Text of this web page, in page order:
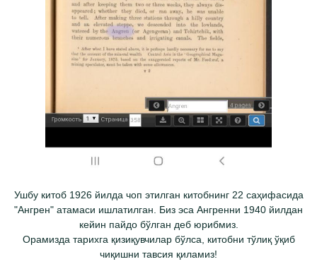
Ушбу китоб 1926 йилда чоп этилган китобнинг 22 саҳифасида
"Ангрен" атамаси ишлатилган. Биз эса Ангренни 1940 йилдан
кейин пайдо бўлган деб юрибмиз.
Орамизда тарихга қизиқувчилар бўлса, китобни тўлиқ ўқиб
чиқишни тавсия қиламиз!